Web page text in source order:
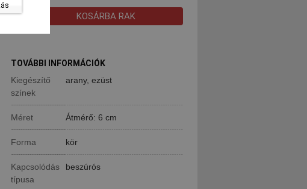
KOSÁRBA RAK
TOVÁBBI INFORMÁCIÓK
Kiegészítő
színek
arany, ezüst
Méret Átmérő: 6 cm
Forma kör
Kapcsolódás
típusa
beszúrós